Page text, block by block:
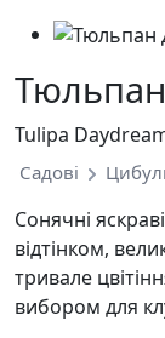
Tulipa
Садові
Сонячні
відтінком,
тривале
вибором для